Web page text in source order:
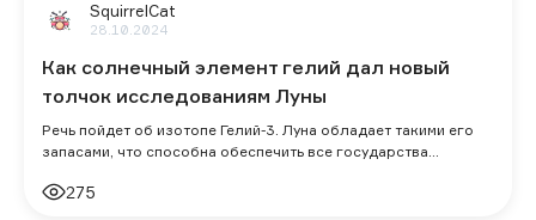
SquirrelCat
28.10.2024
Как солнечный элемент гелий дал новый
толчок исследованиям Луны
Речь пойдет об изотопе Гелий-3. Луна обладает такими его
запасами, что способна обеспечить все государства
275